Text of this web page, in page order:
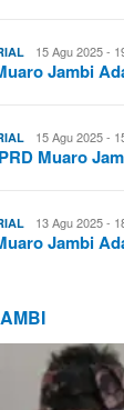
15 Agu 2025 -
Jambi
15 Agu 2025 -
Muaro
13 Agu 2025 -
Jambi